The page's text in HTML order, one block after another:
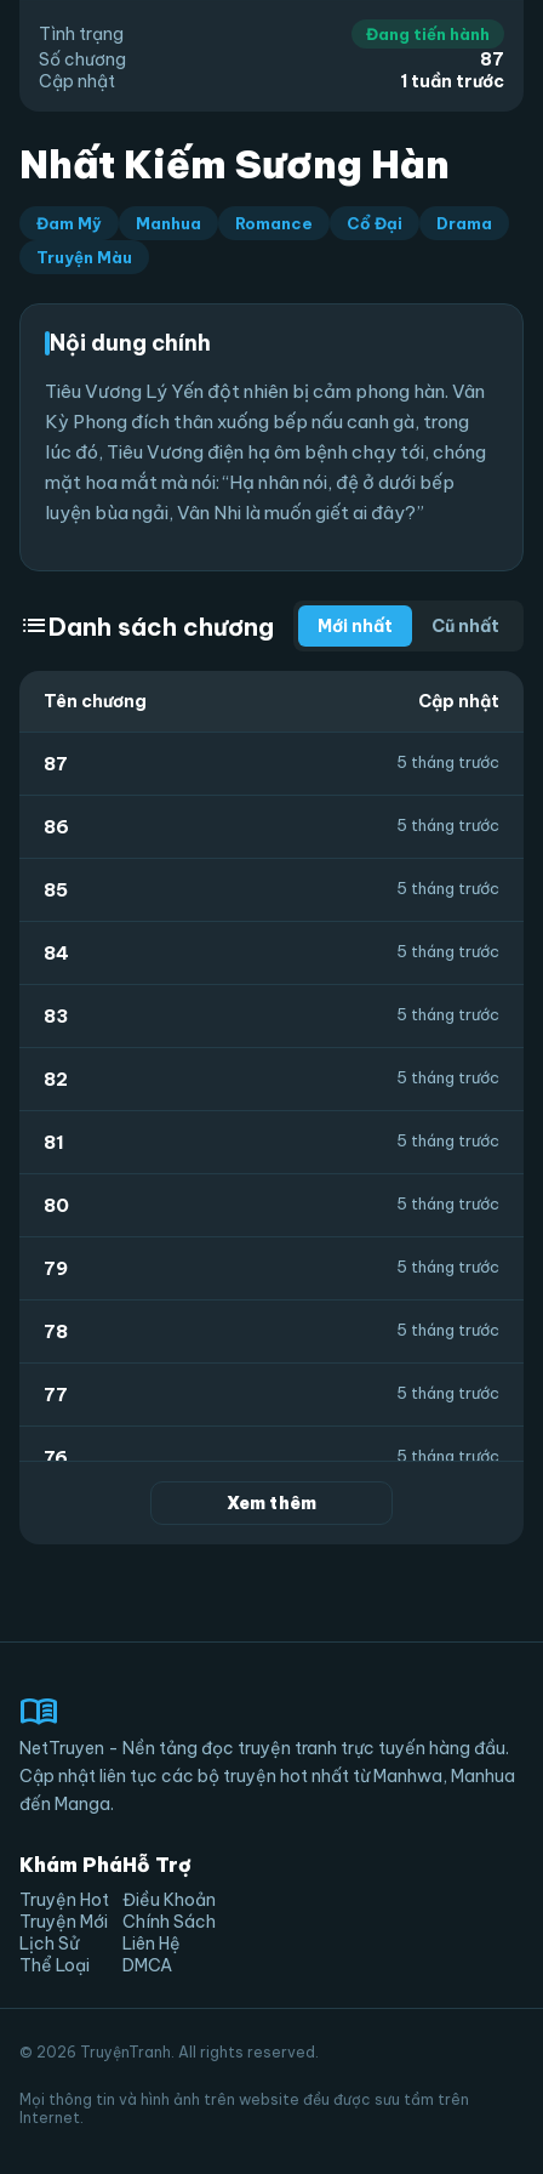
Tình trạng Đang tiến hành
Số chương
87
Cập nhật
1 tuần trước
Nhất Kiếm Sương Hàn
Đam Mỹ Manhua Romance Cổ Đại
Drama
Truyện Màu
Nội dung chính
Tiêu Vương Lý Yến đột nhiên bị cảm phong hàn. Vân
Kỳ Phong đích thân xuống bếp nấu canh gà, trong
lúc đó, Tiêu Vương điện hạ ôm bệnh chạy tới, chóng
mặt hoa mắt mà nói: “Hạ nhân nói, đệ ở dưới bếp
luyện bùa ngải, Vân Nhi là muốn giết ai đây?”
listDanh sách chương Mới nhất Cũ nhất
Tên chương Cập nhật
87 5 tháng trước
86 5 tháng trước
85 5 tháng trước
84 5 tháng trước
83 5 tháng trước
82 5 tháng trước
81 5 tháng trước
80 5 tháng trước
79 5 tháng trước
78 5 tháng trước
77 5 tháng trước
76 5 tháng trước
73 5 tháng trước
72
71 5 tháng trước
69
68
66 5 tháng trước
Xem thêm
menu_book
NetTruyen - Nền tảng đọc truyện tranh trực tuyến hàng đầu.
Cập nhật liên tục các bộ truyện hot nhất từ Manhwa, Manhua
đến Manga.
Khám Phá
Truyện Hot
Truyện Mới
Lịch Sử
Thể Loại
Hỗ Trợ
Điều Khoản
Chính Sách
Liên Hệ
DMCA
© 2026 TruyệnTranh. All rights reserved.
Mọi thông tin và hình ảnh trên website đều được sưu tầm trên
Internet.